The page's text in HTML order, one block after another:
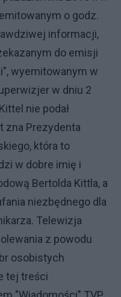
o godz.
informacji,
do emisji
wyemitowanym w
w dniu 2
nie podał
zna Prezydenta
która to
w dobre imię i
Bertolda Kittla, a
niezbędnego dla
Telewizja
z powodu
osobistych
tej treści